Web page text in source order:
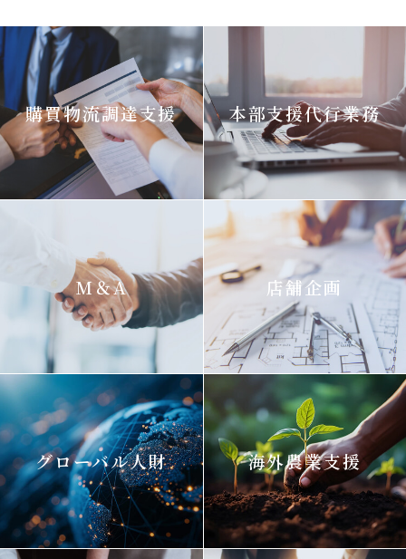
購買物流調達支援 本部支援代行業務
M＆A 店舗企画
グローバル人財 海外農業支援